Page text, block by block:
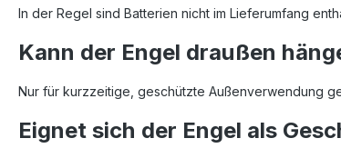
In der Regel sind Batterien nicht im Lieferumfang
Kann der Engel draußen
Nur für kurzzeitige, geschützte Außenverwendung
Eignet sich der Engel als